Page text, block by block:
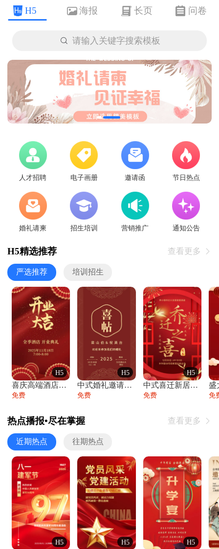
H5 海报 长页 问卷
 请输入关键字搜索模板
人才招聘 电子画册 邀请函 节日热点
婚礼请柬 招生培训 营销推广 通知公告
H5精选推荐 查看更多 
严选推荐 培训招生
H5
喜庆高端酒店开业大吉邀请函
免费
H5
中式婚礼邀请函中国风传统复古婚礼请柬请帖
免费
H5
中式喜迁新居乔迁之喜邀请函宴会请帖
免费 免
热点播报•尽在掌握 查看更多 
近期热点 往期热点
H5 H5 H5